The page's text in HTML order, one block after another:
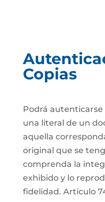
Copias
Podrá
una literal de un
aquella
original que se
comprenda la
exhibido y lo
fidelidad. Artículo